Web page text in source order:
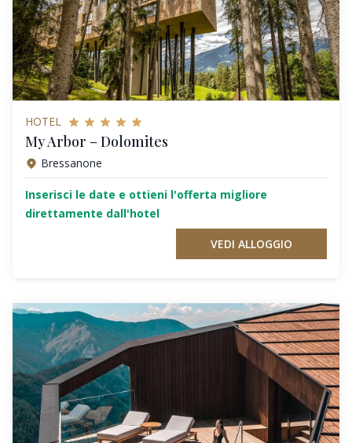
HOTEL
My Arbor – Dolomites
Bressanone
Inserisci le date e ottieni l'offerta migliore
direttamente dall'hotel
VEDI ALLOGGIO